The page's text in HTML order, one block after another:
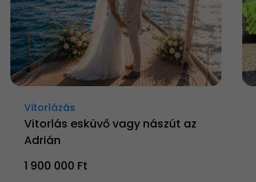
Vitorlázás
Vitorlás esküvő vagy nászút az
Adrián
1 900 000 Ft